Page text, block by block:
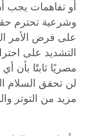
أو تفاهمات يجب
وشرعية تحترم
على فرض الأمر
التشديد على
مصريًا ثابتًا بأن
لن تحقق السلام
مزيد من التوتر